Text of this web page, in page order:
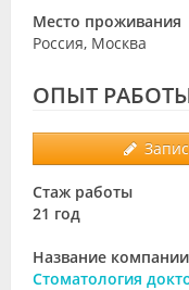
Блоги
Место проживания
Россия, Москва
ОПЫТ
Стаж работы
21 год
Название компании
Стоматология